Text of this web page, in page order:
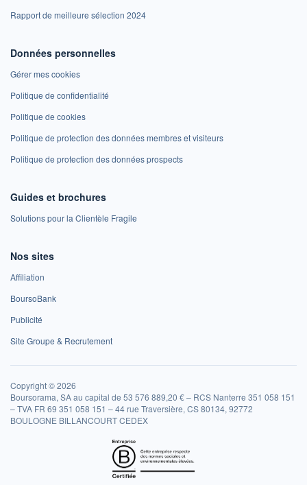
Rapport de meilleure sélection 2024
Données personnelles
Gérer mes cookies
Politique de confidentialité
Politique de cookies
Politique de protection des données membres et visiteurs
Politique de protection des données prospects
Guides et brochures
Solutions pour la Clientèle Fragile
Nos sites
Affiliation
BoursoBank
Publicité
Site Groupe & Recrutement
Copyright © 2026
Boursorama, SA au capital de 53 576 889,20 € – RCS Nanterre 351 058 151
– TVA FR 69 351 058 151 – 44 rue Traversière, CS 80134, 92772
BOULOGNE BILLANCOURT CEDEX